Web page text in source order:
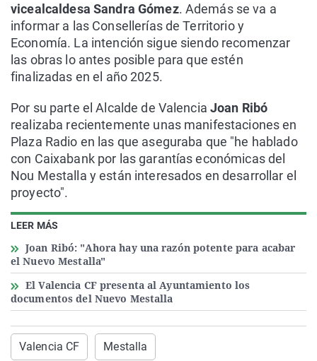
LEER MÁS
Joan Ribó: "Ahora hay una razón potente para acabar
el Nuevo Mestalla"
El Valencia CF presenta al Ayuntamiento los
documentos del Nuevo Mestalla
vicealcaldesa Sandra Gómez. Además se va a
informar a las Consellerías de Territorio y
Economía. La intención sigue siendo recomenzar
las obras lo antes posible para que estén
finalizadas en el año 2025.
Por su parte el Alcalde de Valencia Joan Ribó
realizaba recientemente unas manifestaciones en
Plaza Radio en las que aseguraba que "he hablado
con Caixabank por las garantías económicas del
Nou Mestalla y están interesados en desarrollar el
proyecto".
Valencia CF Mestalla